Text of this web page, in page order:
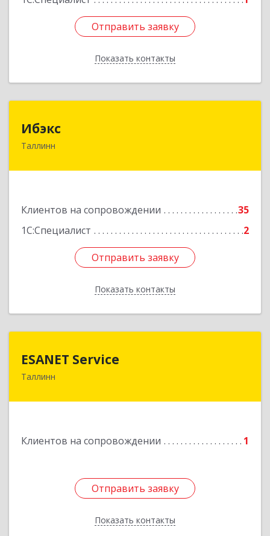
Отправить заявку
Показать контакты
Отправить заявку
Назад
Ибэкс
Таллинн
Клиентов на сопровождении
35
1С:Специалист
2
Отправить заявку
Показать контакты
Таллин, 13522, ул. Вабаыхумуузеуми, 5/II - 37
Отправить заявку
Назад
ESANET Serviсe
Таллинн
Клиентов на сопровождении 1
Отправить заявку
Показать контакты
Отправить заявку
Назад